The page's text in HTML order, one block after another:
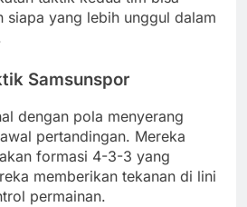
siapa yang lebih unggul dalam
Samsunspor
dengan pola menyerang
pertandingan. Mereka
formasi 4-3-3 yang
memberikan tekanan di lini
permainan.